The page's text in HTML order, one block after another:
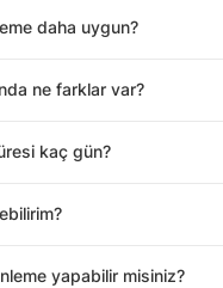
daha uygun?
ne farklar var?
kaç gün?
yapabilir misiniz?